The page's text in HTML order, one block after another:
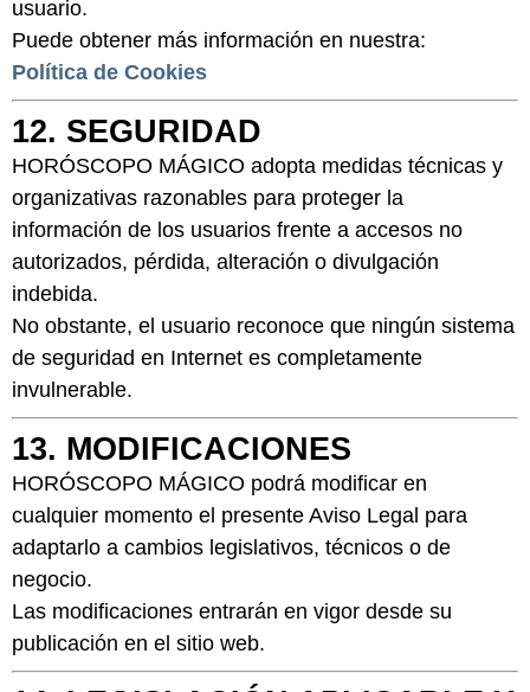
usuario.
Puede obtener más información en nuestra:
Política de Cookies
12. SEGURIDAD
HORÓSCOPO MÁGICO adopta medidas técnicas y
organizativas razonables para proteger la
información de los usuarios frente a accesos no
autorizados, pérdida, alteración o divulgación
indebida.
No obstante, el usuario reconoce que ningún sistema
de seguridad en Internet es completamente
invulnerable.
13. MODIFICACIONES
HORÓSCOPO MÁGICO podrá modificar en
cualquier momento el presente Aviso Legal para
adaptarlo a cambios legislativos, técnicos o de
negocio.
Las modificaciones entrarán en vigor desde su
publicación en el sitio web.